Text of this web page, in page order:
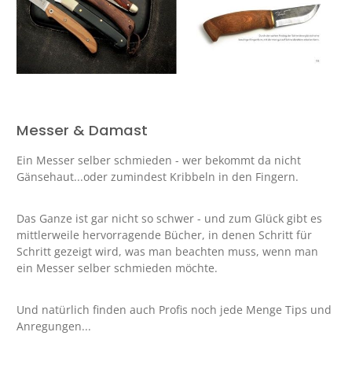
Messer & Damast
Ein Messer selber schmieden - wer bekommt da nicht
Gänsehaut...oder zumindest Kribbeln in den Fingern.
Das Ganze ist gar nicht so schwer - und zum Glück gibt es
mittlerweile hervorragende Bücher, in denen Schritt für
Schritt gezeigt wird, was man beachten muss, wenn man
ein Messer selber schmieden möchte.
Und natürlich finden auch Profis noch jede Menge Tips und
Anregungen...